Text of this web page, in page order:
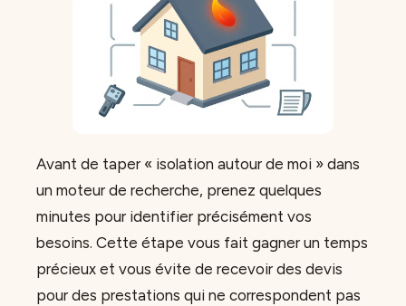
Avant de taper « isolation autour de moi » dans
un moteur de recherche, prenez quelques
minutes pour identifier précisément vos
besoins. Cette étape vous fait gagner un temps
précieux et vous évite de recevoir des devis
pour des prestations qui ne correspondent pas